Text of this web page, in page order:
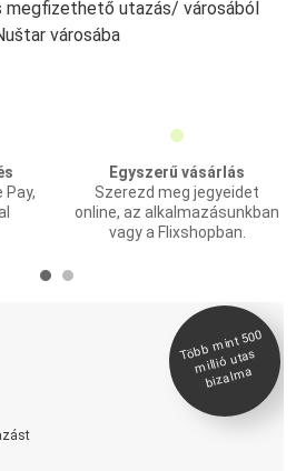
megfizethető utazás/ városából
városába
Pay,
Egyszerű vásárlás
Szerezd meg jegyeidet
online, az alkalmazásunkban
vagy a Flixshopban.
Több
mint 500
millió utas
bizal
ma